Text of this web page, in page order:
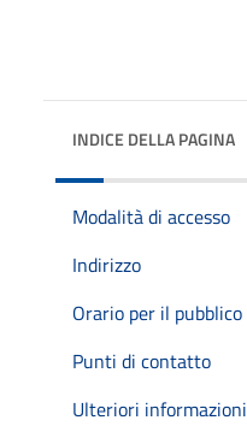
INDICE DELLA PAGINA
Modalità di accesso
Indirizzo
Orario per il pubblico
Punti di contatto
Ulteriori informazioni